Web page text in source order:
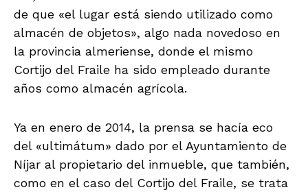
de que «el lugar está siendo utilizado como
almacén de objetos», algo nada novedoso en
la provincia almeriense, donde el mismo
Cortijo del Fraile ha sido empleado durante
años como almacén agrícola.
Ya en enero de 2014, la prensa se hacía eco
del «ultimátum» dado por el Ayuntamiento de
Níjar al propietario del inmueble, que también,
como en el caso del Cortijo del Fraile, se trata